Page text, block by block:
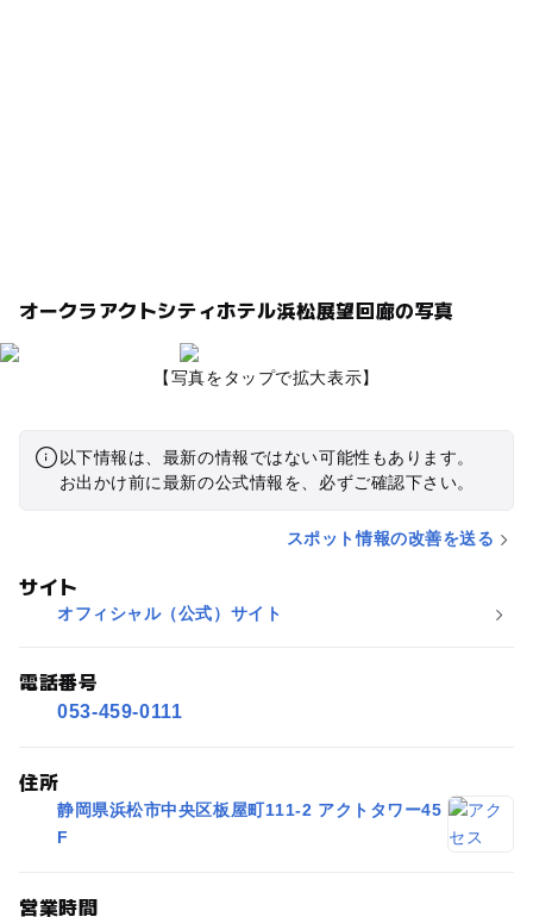
オークラアクトシティホテル浜松展望回廊の写真
【写真をタップで拡大表示】
以下情報は、最新の情報ではない可能性もあります。
お出かけ前に最新の公式情報を、必ずご確認下さい。
スポット情報の改善を送る
サイト
オフィシャル（公式）サイト
電話番号
053-459-0111
住所
静岡県浜松市中央区板屋町111-2 アクトタワー45
F
営業時間